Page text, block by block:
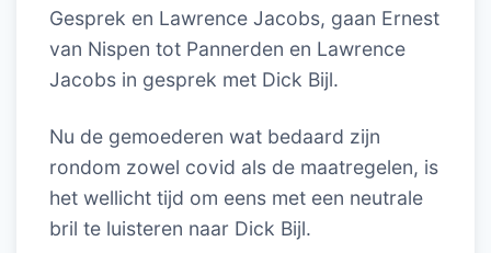
Gesprek en Lawrence Jacobs, gaan Ernest
van Nispen tot Pannerden en Lawrence
Jacobs in gesprek met Dick Bijl.
Nu de gemoederen wat bedaard zijn
rondom zowel covid als de maatregelen, is
het wellicht tijd om eens met een neutrale
bril te luisteren naar Dick Bijl.